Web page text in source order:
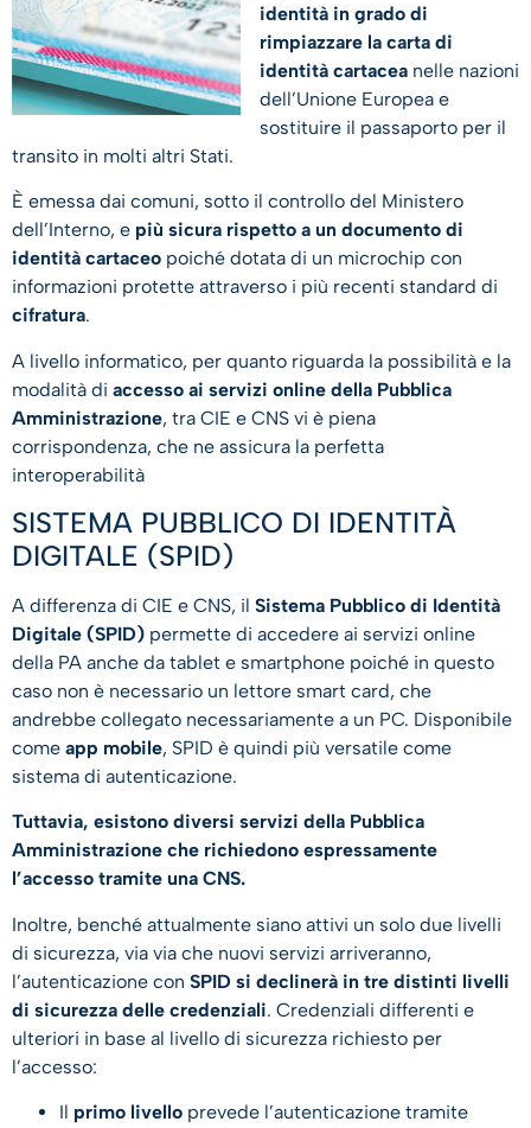
identità in grado di
rimpiazzare la carta di
identità cartacea nelle nazioni
dell’Unione Europea e
sostituire il passaporto per il
transito in molti altri Stati.
È emessa dai comuni, sotto il controllo del Ministero
dell’Interno, e più sicura rispetto a un documento di
identità cartaceo poiché dotata di un microchip con
informazioni protette attraverso i più recenti standard di
cifratura.
A livello informatico, per quanto riguarda la possibilità e la
modalità di accesso ai servizi online della Pubblica
Amministrazione, tra CIE e CNS vi è piena
corrispondenza, che ne assicura la perfetta
interoperabilità
SISTEMA PUBBLICO DI IDENTITÀ
DIGITALE (SPID)
A differenza di CIE e CNS, il Sistema Pubblico di Identità
Digitale (SPID) permette di accedere ai servizi online
della PA anche da tablet e smartphone poiché in questo
caso non è necessario un lettore smart card, che
andrebbe collegato necessariamente a un PC. Disponibile
come app mobile, SPID è quindi più versatile come
sistema di autenticazione.
Tuttavia, esistono diversi servizi della Pubblica
Amministrazione che richiedono espressamente
l’accesso tramite una CNS.
Inoltre, benché attualmente siano attivi un solo due livelli
di sicurezza, via via che nuovi servizi arriveranno,
l’autenticazione con SPID si declinerà in tre distinti livelli
di sicurezza delle credenziali. Credenziali differenti e
ulteriori in base al livello di sicurezza richiesto per
l’accesso:
Il primo livello prevede l’autenticazione tramite